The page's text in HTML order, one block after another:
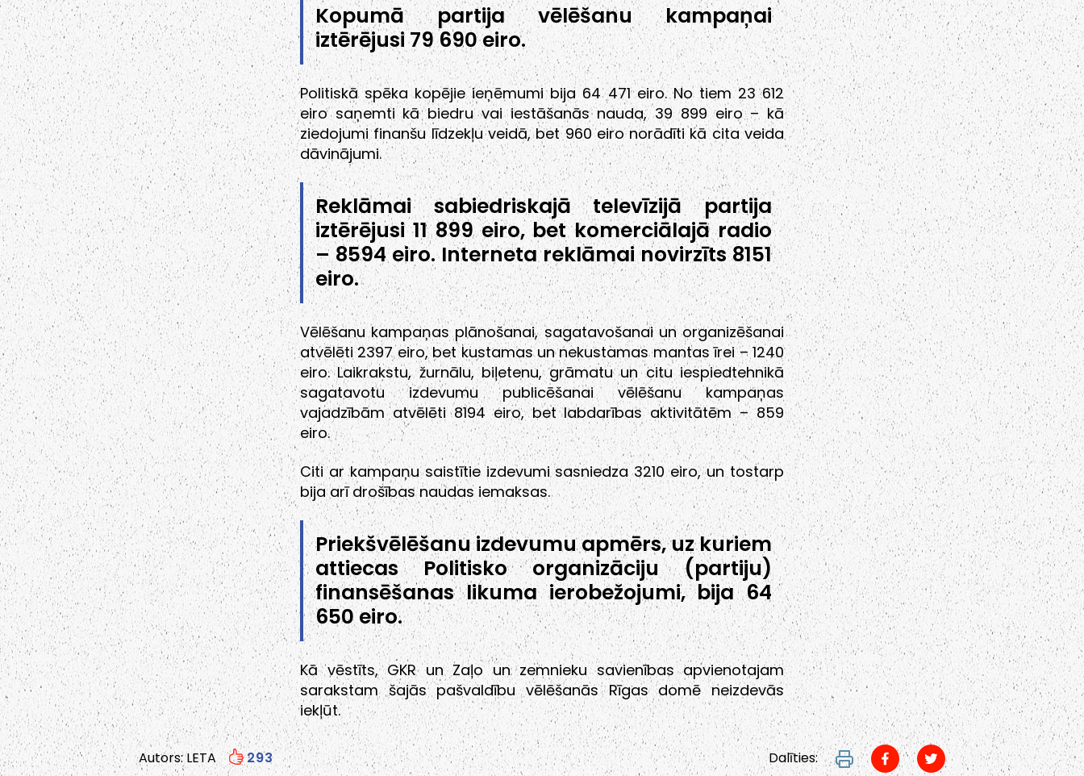
Kopumā partija vēlēšanu kampaņai
iztērējusi 79 690 eiro.
Politiskā spēka kopējie ieņēmumi bija 64 471 eiro. No tiem 23 612
eiro saņemti kā biedru vai iestāšanās nauda, 39 899 eiro – kā
ziedojumi finanšu līdzekļu veidā, bet 960 eiro norādīti kā cita veida
dāvinājumi.
Reklāmai sabiedriskajā televīzijā partija
iztērējusi 11 899 eiro, bet komerciālajā radio
– 8594 eiro. Interneta reklāmai novirzīts 8151
eiro.
Vēlēšanu kampaņas plānošanai, sagatavošanai un organizēšanai
atvēlēti 2397 eiro, bet kustamas un nekustamas mantas īrei – 1240
eiro. Laikrakstu, žurnālu, biļetenu, grāmatu un citu iespiedtehnikā
sagatavotu izdevumu publicēšanai vēlēšanu kampaņas
vajadzībām atvēlēti 8194 eiro, bet labdarības aktivitātēm – 859
eiro.
Citi ar kampaņu saistītie izdevumi sasniedza 3210 eiro, un tostarp
bija arī drošības naudas iemaksas.
Priekšvēlēšanu izdevumu apmērs, uz kuriem
attiecas Politisko organizāciju (partiju)
finansēšanas likuma ierobežojumi, bija 64
650 eiro.
Kā vēstīts, GKR un Zaļo un zemnieku savienības apvienotajam
sarakstam šajās pašvaldību vēlēšanās Rīgas domē neizdevās
iekļūt.
Autors: LETA 293 Dalīties: